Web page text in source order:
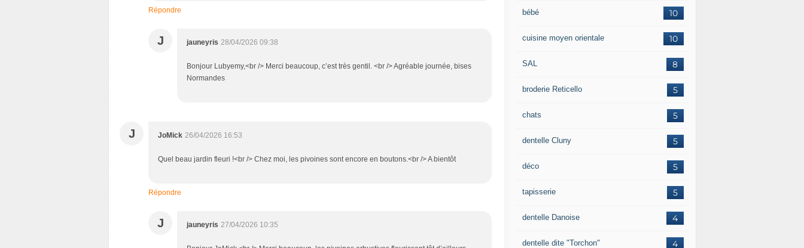
Répondre
J jauneyris 28/04/2026 09:38
Bonjour Lubyemy,<br /> Merci beaucoup, c’est très gentil. <br /> Agréable journée, bises
Normandes
J JoMick 26/04/2026 16:53
Quel beau jardin fleuri !<br /> Chez moi, les pivoines sont encore en boutons.<br /> A bientôt
Répondre
J jauneyris 27/04/2026 10:35
10
bébé
10
cuisine moyen orientale
8
SAL
5
broderie Reticello
5
chats
5
dentelle Cluny
5
déco
5
tapisserie
4
dentelle Danoise
4
dentelle dite "Torchon"